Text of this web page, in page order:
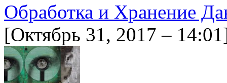
Обработка и Хранение
[Октябрь 31, 2017 –